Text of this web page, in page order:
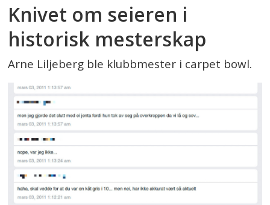
Knivet om seieren i
historisk mesterskap
Arne Liljeberg ble klubbmester i carpet bowl.